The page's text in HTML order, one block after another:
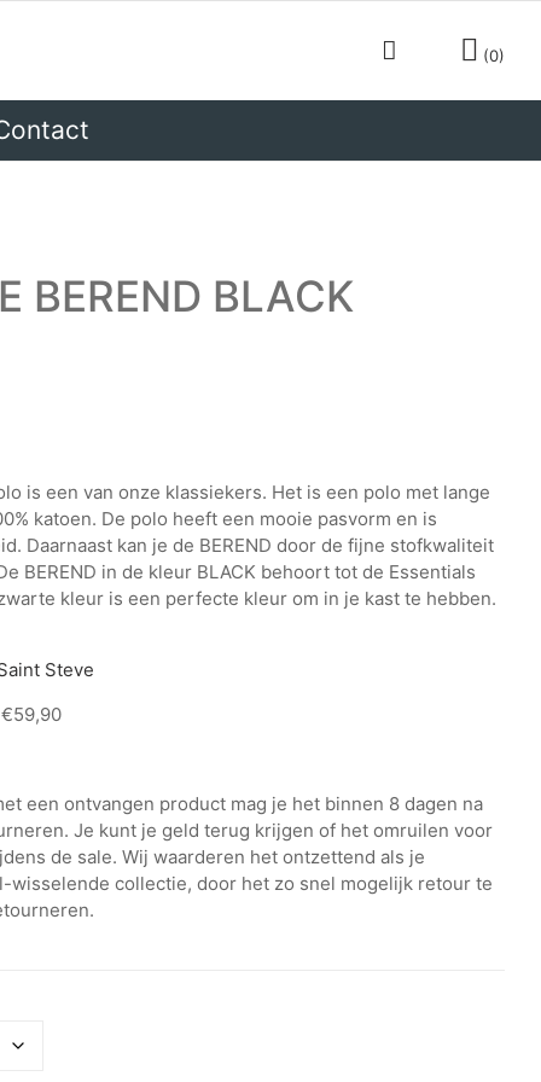
0
BEREND BLACK
is een van onze klassiekers. Het is een polo met lange
katoen. De polo heeft een mooie pasvorm en is
Daarnaast kan je de BEREND door de fijne stofkwaliteit
BEREND in de kleur BLACK behoort tot de Essentials
kleur is een perfecte kleur om in je kast te hebben.
Steve
€59,90
een ontvangen product mag je het binnen 8 dagen na
Je kunt je geld terug krijgen of het omruilen voor
de sale. Wij waarderen het ontzettend als je
wisselende collectie, door het zo snel mogelijk retour te